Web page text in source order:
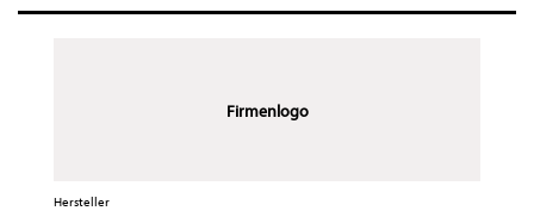
Firmenlogo
Hersteller